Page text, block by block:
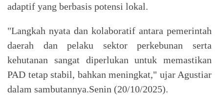
adaptif yang berbasis potensi lokal.
"Langkah nyata dan kolaboratif antara pemerintah
daerah dan pelaku sektor perkebunan serta
kehutanan sangat diperlukan untuk memastikan
PAD tetap stabil, bahkan meningkat," ujar Agustiar
dalam sambutannya.Senin (20/10/2025).